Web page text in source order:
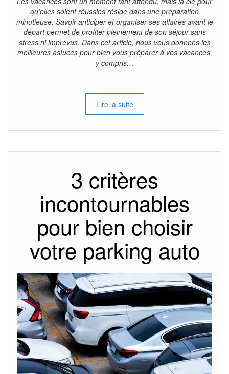
qu’elles soient réussies réside dans une préparation
minutieuse. Savoir anticiper et organiser ses affaires avant le
départ permet de profiter pleinement de son séjour sans
stress ni imprévus. Dans cet article, nous vous donnons les
meilleures astuces pour bien vous préparer à vos vacances,
y compris…
Lire la suite
3 critères
incontournables
pour bien choisir
votre parking auto